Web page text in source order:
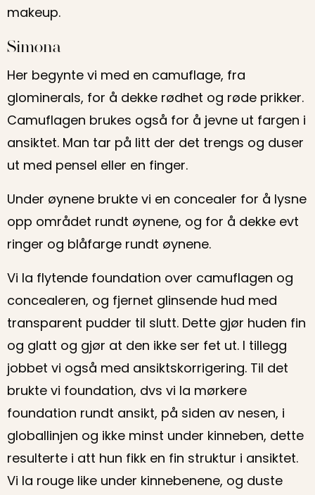
makeup.
Simona
Her begynte vi med en camuflage, fra
glominerals, for å dekke rødhet og røde prikker.
Camuflagen brukes også for å jevne ut fargen i
ansiktet. Man tar på litt der det trengs og duser
ut med pensel eller en finger.
Under øynene brukte vi en concealer for å lysne
opp området rundt øynene, og for å dekke evt
ringer og blåfarge rundt øynene.
Vi la flytende foundation over camuflagen og
concealeren, og fjernet glinsende hud med
transparent pudder til slutt. Dette gjør huden fin
og glatt og gjør at den ikke ser fet ut. I tillegg
jobbet vi også med ansiktskorrigering. Til det
brukte vi foundation, dvs vi la mørkere
foundation rundt ansikt, på siden av nesen, i
globallinjen og ikke minst under kinneben, dette
resulterte i att hun fikk en fin struktur i ansiktet.
Vi la rouge like under kinnebenene, og duste